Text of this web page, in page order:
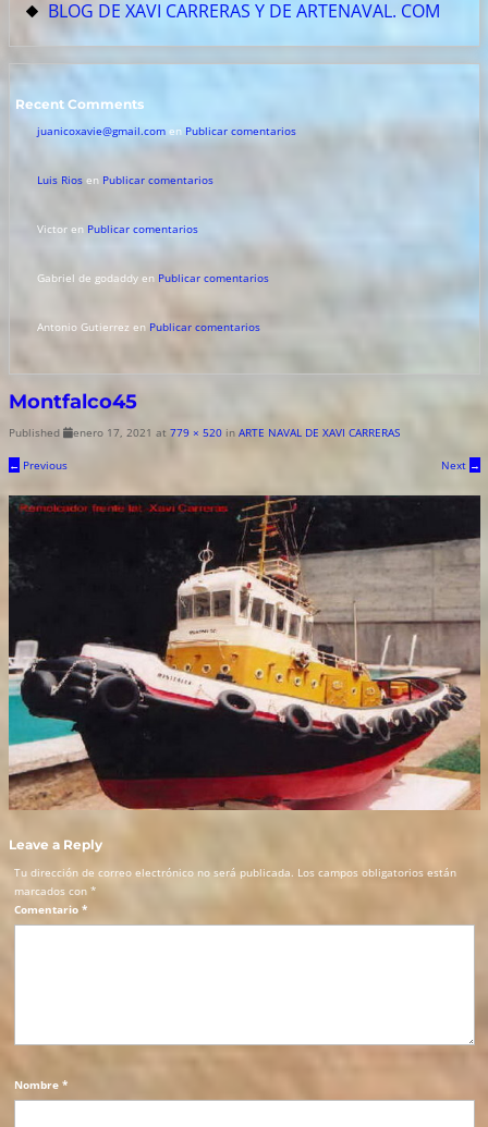
BLOG DE XAVI CARRERAS Y DE ARTENAVAL. COM
Recent Comments
juanicoxavie@gmail.comen Publicar comentarios
Luis Riosen Publicar comentarios
Victoren Publicar comentarios
Gabriel de godaddyen Publicar comentarios
Antonio Gutierrez en Publicar comentarios
Montfalco45
Published enero 17, 2021 at 779 × 520in ARTE NAVAL DE XAVI CARRERAS
← Previous Next →
Leave a Reply
Tu dirección de correo electrónico no será publicada. Los campos obligatorios están
marcados con *
Comentario *
Nombre *